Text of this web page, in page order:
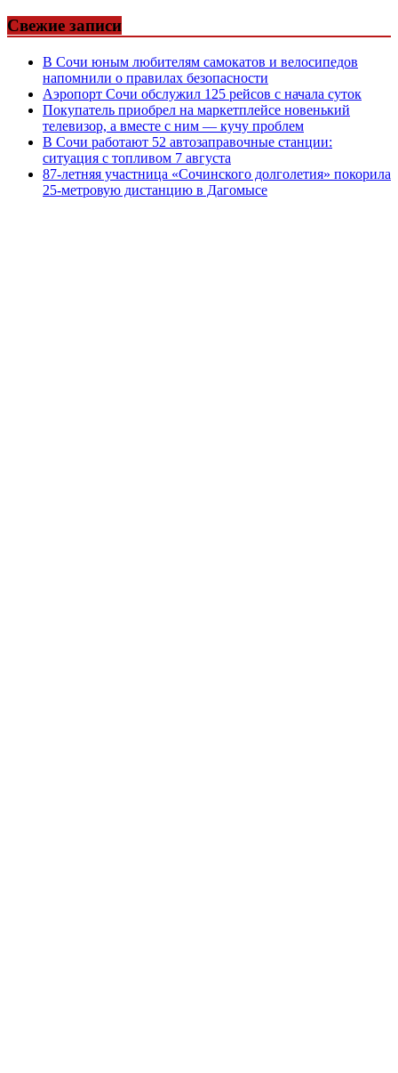
Свежие записи
В Сочи юным любителям самокатов и велосипедов
напомнили о правилах безопасности
Аэропорт Сочи обслужил 125 рейсов с начала суток
Покупатель приобрел на маркетплейсе новенький
телевизор, а вместе с ним — кучу проблем
В Сочи работают 52 автозаправочные станции:
ситуация с топливом 7 августа
87-летняя участница «Сочинского долголетия» покорила
25-метровую дистанцию в Дагомысе